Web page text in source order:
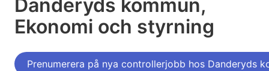
Danderyds kommun,
Ekonomi och styrning
Prenumerera på nya controllerjobb hos Danderyds